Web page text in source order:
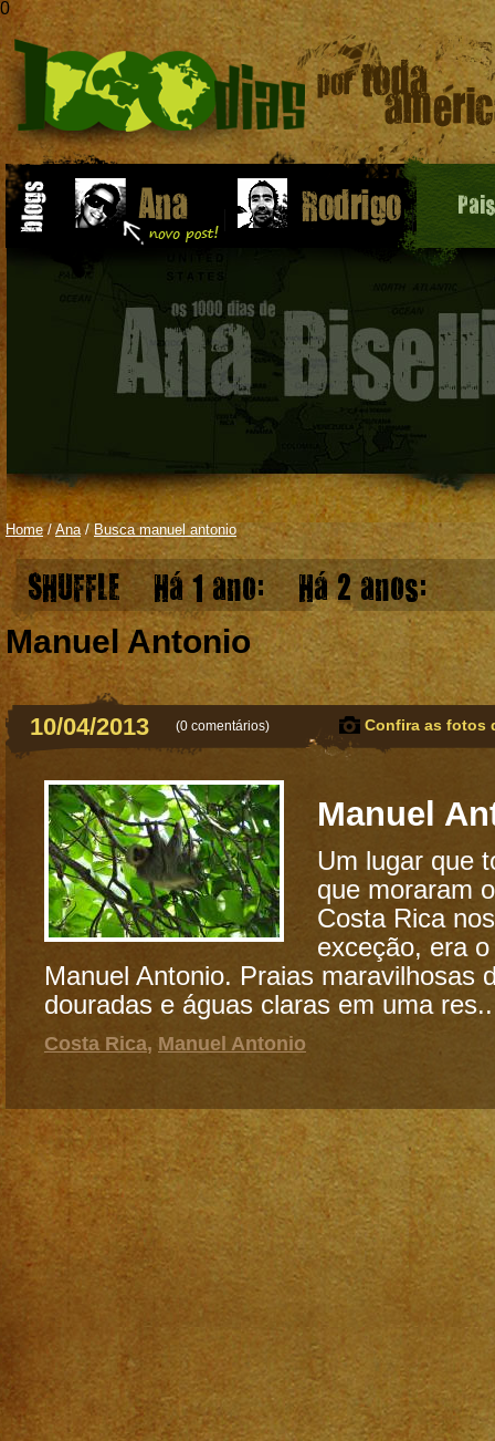
0
Home/ Ana/ Busca manuel antonio
SHUFFLE Há 1 ano: Há 2 anos:
Manuel Antonio
10/04/2013 (0 comentários) Confira as fotos
Manuel
Um lugar que
que moraram
Costa Rica
exceção, era
Manuel Antonio. Praias maravilhosas
douradas e águas claras em uma
Costa Rica, Manuel Antonio